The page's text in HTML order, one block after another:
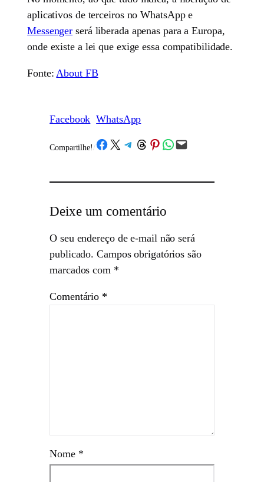
aplicativos de terceiros no WhatsApp e
Messenger será liberada apenas para a Europa,
onde existe a lei que exige essa compatibilidade.
Fonte: About FB
Facebook WhatsApp
Compartilhe! /Share on Facebook
Share on X Share on Telegram
Share on Threads
Share on Pinterest
Share on WhatsApp
Email this Page
Deixe um comentário
O seu endereço de e-mail não será
publicado. Campos obrigatórios são
marcados com *
Comentário *
Nome *